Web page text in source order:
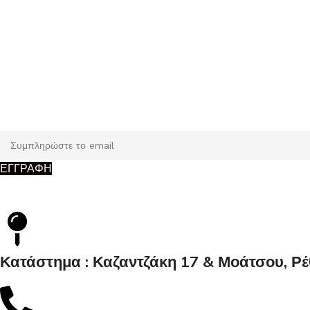
ΕΓΓΡΑΦΗ
Κατάστημα : Καζαντζάκη 17 & Μοάτσου,